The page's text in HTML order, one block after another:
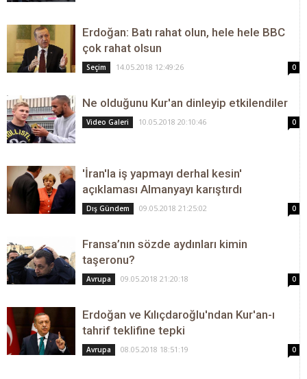
Erdoğan: Batı rahat olun, hele hele BBC
çok rahat olsun
Seçim 14.05.2018 12:49:26 0
Ne olduğunu Kur'an dinleyip etkilendiler
Video Galeri 10.05.2018 20:10:46 0
'İran'la iş yapmayı derhal kesin'
açıklaması Almanyayı karıştırdı
Dış Gündem 09.05.2018 21:25:02 0
Fransa’nın sözde aydınları kimin
taşeronu?
Avrupa 09.05.2018 21:20:18 0
Erdoğan ve Kılıçdaroğlu'ndan Kur'an-ı
tahrif teklifine tepki
Avrupa 08.05.2018 18:51:19 0